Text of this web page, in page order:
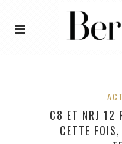
C8 ET NRJ 12
CETTE